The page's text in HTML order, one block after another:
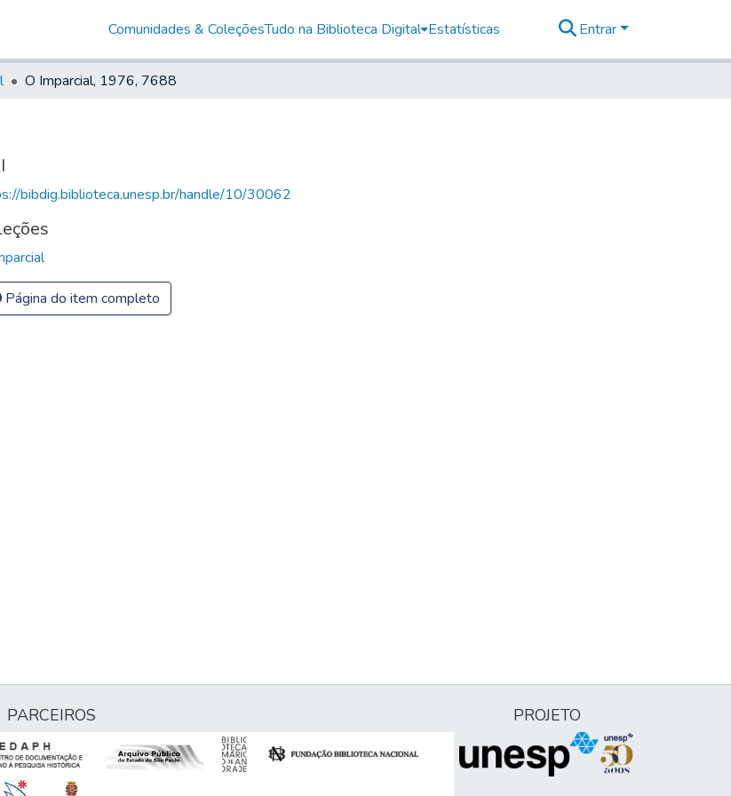
Comunidades & ColeçõesTudo na Biblioteca Digital Estatísticas Entrar
O Imparcial, 1976, 7688
bibdig.biblioteca.unesp.br/handle/10/30062
Página do item completo
PARCEIROS PROJETO